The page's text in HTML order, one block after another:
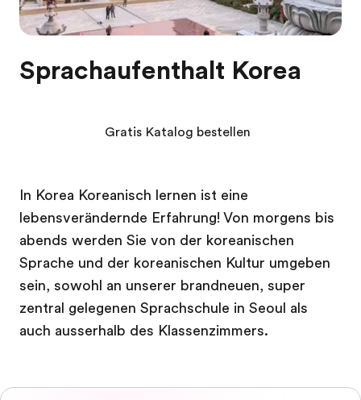
Sprachaufenthalt Korea
In Korea Koreanisch lernen ist eine
lebensverändernde Erfahrung! Von morgens bis
abends werden Sie von der koreanischen
Sprache und der koreanischen Kultur umgeben
sein, sowohl an unserer brandneuen, super
zentral gelegenen Sprachschule in Seoul als
auch ausserhalb des Klassenzimmers.
Gratis Katalog bestellen